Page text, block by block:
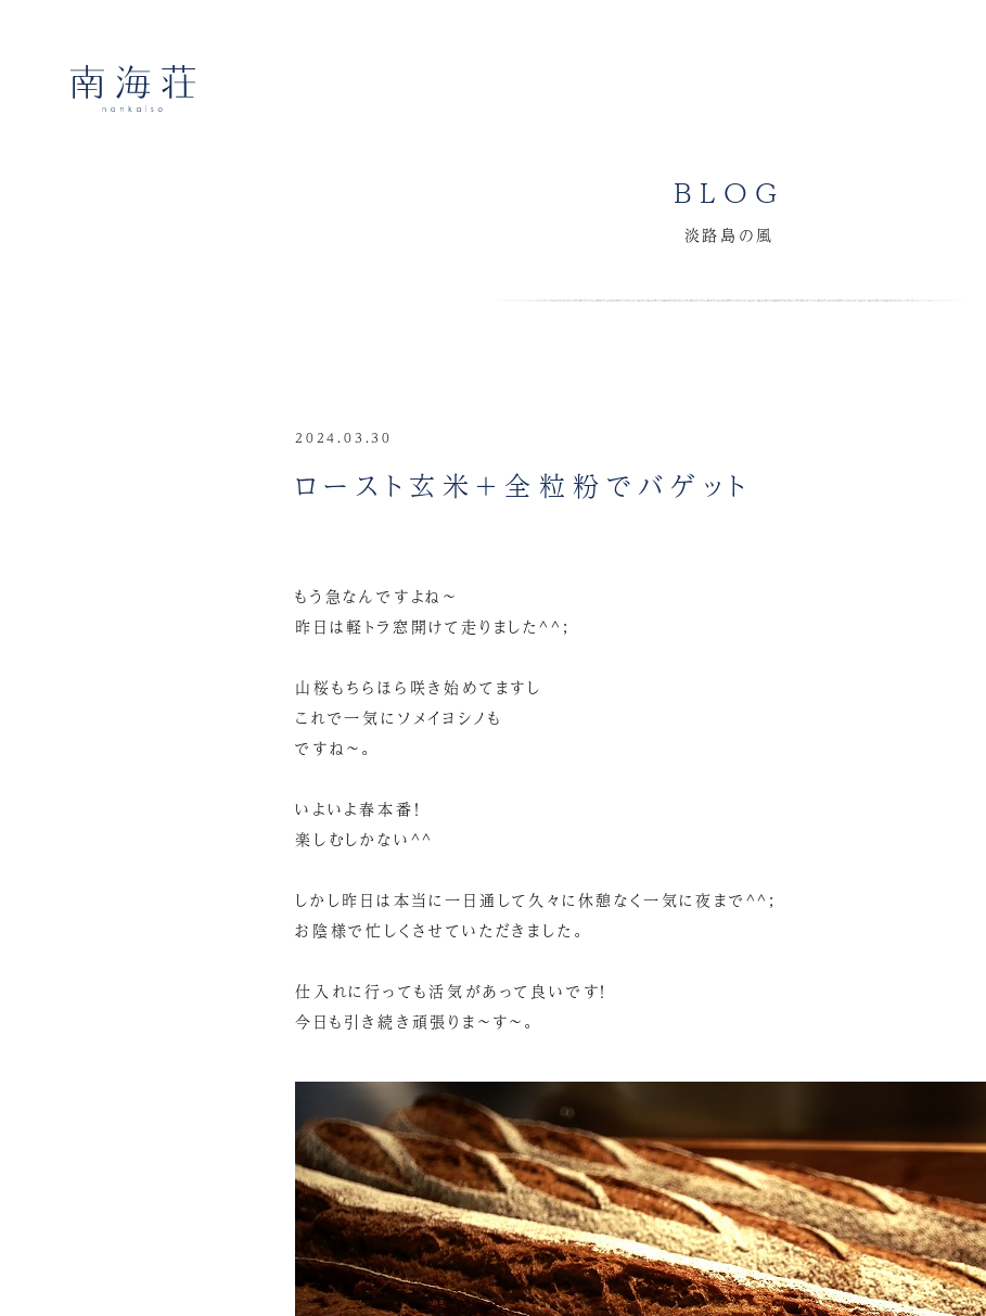
BLOG
淡路島の風
2024.03.30
ロースト玄米＋全粒粉でバゲット
もう急なんですよね～
昨日は軽トラ窓開けて走りました^^;
山桜もちらほら咲き始めてますし
これで一気にソメイヨシノも
ですね～。
いよいよ春本番！
楽しむしかない^^
しかし昨日は本当に一日通して久々に休憩なく一気に夜まで^^;
お陰様で忙しくさせていただきました。
仕入れに行っても活気があって良いです！
今日も引き続き頑張りま～す～。